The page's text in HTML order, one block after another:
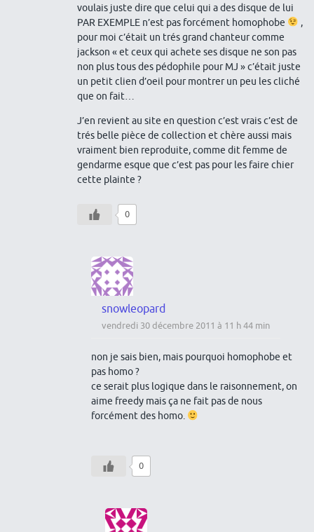
voulais juste dire que celui qui a des disque de lui
PAR EXEMPLE n’est pas forcément homophobe
,
pour moi c’était un trés grand chanteur comme
jackson « et ceux qui achete ses disque ne son pas
non plus tous des pédophile pour MJ » c’était juste
un petit clien d’oeil pour montrer un peu les cliché
que on fait…
J’en revient au site en question c’est vrais c’est de
trés belle pièce de collection et chère aussi mais
vraiment bien reproduite, comme dit femme de
gendarme esque que c’est pas pour les faire chier
cette plainte ?
0
snowleopard
vendredi 30 décembre 2011 à 11 h 44 min
non je sais bien, mais pourquoi homophobe et
pas homo ?
ce serait plus logique dans le raisonnement, on
aime freedy mais ça ne fait pas de nous
forcément des homo.
0